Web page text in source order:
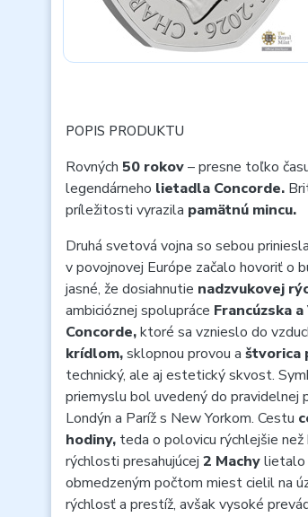
POPIS PRODUKTU
Rovných 50 rokov– presne toľko
legendárneho lietadla Concorde.
príležitosti vyrazila pamätnú mincu.
Druhá svetová vojna so sebou
v povojnovej Európe začalo hovoriť o
jasné, že dosiahnutie nadzvukovej
ambicióznej spolupráce Francúzska
Concorde,ktoré sa vznieslo do
krídlom,sklopnou provou a štvorica
technický, ale aj estetický skvost.
priemyslu bol uvedený do pravidelnej
Londýn a Paríž s New Yorkom. Cestu
hodiny, teda o polovicu rýchlejšie
rýchlosti presahujúcej 2 Machylietalo
obmedzeným počtom miest cielil na
rýchlosť a prestíž, avšak vysoké